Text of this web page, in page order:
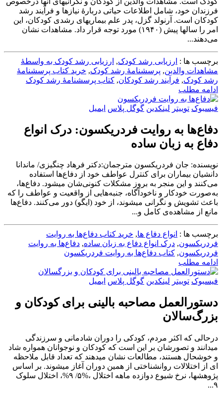
فرزندان خود، شامل اطلاعات حیاتی دربارۀ نیازها و فرآیند رشد
کودکان است. آرنولد گزل، پدر علم بیماری‎های رشدی کودکان، این
امر را سال‏ها پیش (۱۹۴۰) مورد توجه قرار داد. مشاهدات نشان
برچسب ها : ارزیابی رشد کودک, ارزیابی رشد کودک به واسطۀ
مشاهدات والدین, پرسشنامۀ رشد کودک, خرید کتاب پرسشنامۀ
رشد کودک, فرآیند رشد کودکان, کتاب پرسشنامۀ رشد کودک
ادامه مطلب
فیسبوک توییتر لینکدین گوگل پلاس ایمیل
دفاع‌ها به روایت فردریکسون: درک انواع
دفاع به زبان ساده
نویسنده: جان فردریکسون مترجمان:دکتر فرهاد چنگیزی/ ماندانا
دانشیان بیماران برای کنترل عواطف خود از دفاع‌ها استفاده
می‌کنند و این منجر به بروز مشکلات کنونی‌شان می‎شود. دفاع‌ها،
به‌صورت خودکار و ناخودآگاه، جنبه‌هایی از واقعیت و عواطف را که
باعث تشویش و نگرانی می‎شوند، از خود (ایگو) دور می‌کنند. دفاع‌ها
مانع از مشاهده‌ی کامل و...
برچسب ها : انواع دفاع ها, خرید کتاب دفاع‌ها به روایت
فردریکسون, درک انواع دفاع به زبان ساده, دفاع‌ها به روایت
فردریکسون, کتاب دفاع‌ها به روایت فردریکسون
ادامه مطلب
فیسبوک توییتر لینکدین گوگل پلاس ایمیل
دستورالعمل مصاحبه بالینی برای کودکان و
بزرگ‌سالان
درحالی که اکثر مردم، کودکی را دوران شادمانی و سرزندگی
میدانند و تصورشان بر این است که کودکان و نوجوانان همواره شاد
و خوشحال هستند، مطالعات نشان میدهند که تعداد قابل ملاحظه
ای از اختلالات روانشناختی از همین دوران آغاز میشوند. بر اساس
پژوهشها، نرخ شیوع دوازده ماهه اختلال ،%۵/ ۹%، اختلال سلوک
۹...